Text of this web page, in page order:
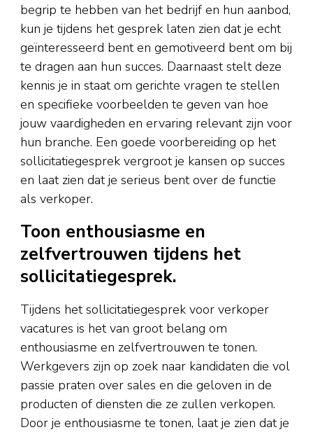
begrip te hebben van het bedrijf en hun aanbod,
kun je tijdens het gesprek laten zien dat je echt
geïnteresseerd bent en gemotiveerd bent om bij
te dragen aan hun succes. Daarnaast stelt deze
kennis je in staat om gerichte vragen te stellen
en specifieke voorbeelden te geven van hoe
jouw vaardigheden en ervaring relevant zijn voor
hun branche. Een goede voorbereiding op het
sollicitatiegesprek vergroot je kansen op succes
en laat zien dat je serieus bent over de functie
als verkoper.
Toon enthousiasme en
zelfvertrouwen tijdens het
sollicitatiegesprek.
Tijdens het sollicitatiegesprek voor verkoper
vacatures is het van groot belang om
enthousiasme en zelfvertrouwen te tonen.
Werkgevers zijn op zoek naar kandidaten die vol
passie praten over sales en die geloven in de
producten of diensten die ze zullen verkopen.
Door je enthousiasme te tonen, laat je zien dat je